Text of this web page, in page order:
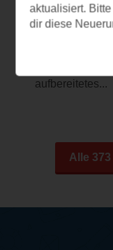
Sehr
Die
dein Leben
aufbereitetes...
Alle
aktualisiert.
dir diese